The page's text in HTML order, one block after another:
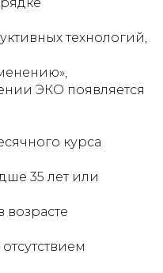
технологий,
ЭКО появляется
курса
35 лет или